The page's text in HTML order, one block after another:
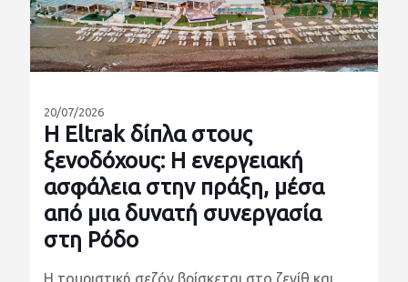
20/07/2026
Η Eltrak δίπλα στους
ξενοδόχους: Η ενεργειακή
ασφάλεια στην πράξη, μέσα
από μια δυνατή συνεργασία
στη Ρόδο
Η τουριστική σεζόν βρίσκεται στο ζενίθ και